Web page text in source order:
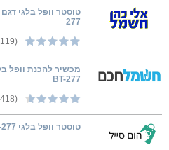
277
(119)
BT-277
(418)
טוסטר וופל בלגי BENATON BT-277